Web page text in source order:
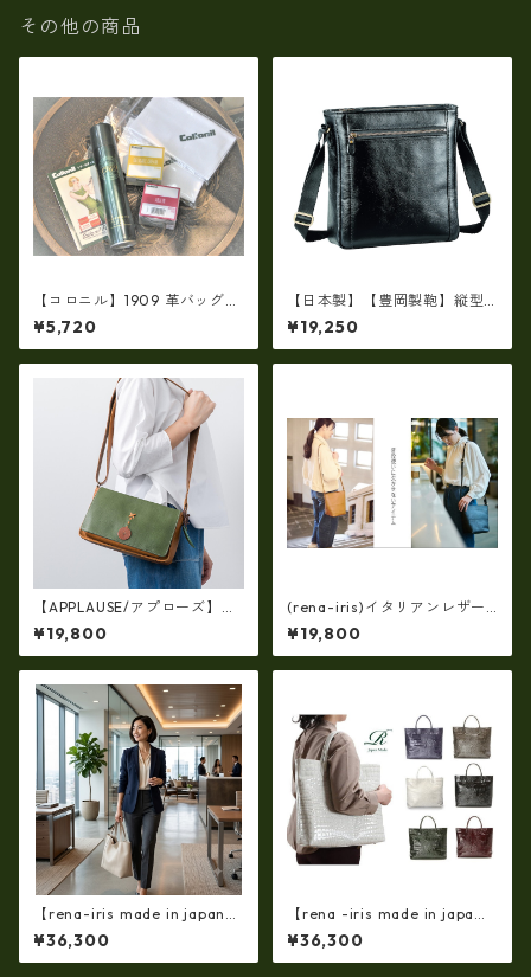
その他の商品
【コロニル】1909 革バッグ・
財布専用 お手入れケアセッ
ト-04 バッグ・財布用レザ
ーケア
¥5,720
【日本製】【豊岡製鞄】縦型
ショルダーバッグ メンズ 上質
な牛革を使った大人の本革メ
ンズショルダー bz-16453
¥19,250
【APPLAUSE/アプローズ】レ
ザー コンビ リーフショルダ
ー（日本製）ap-5010
¥19,800
(rena-iris)イタリアンレザー
（シュリンク革）・斜め掛け
ショルダー（日本製）ri-722
¥19,800
【rena-iris made in japan】
【国産品】ソフトシュリンク
革ショルダートートバッグ
（イタリアンレザー）ri-5153
¥36,300
【rena -iris made in japa
n】【日本製】牛革エナメルク
ロコ・ 軽量ラージサイズ・ト
ートバッグ ir-667
¥36,300